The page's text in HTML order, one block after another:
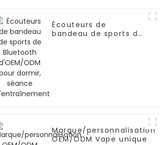
Écouteurs de
bandeau de sports de
Marque/personnalisation
OEM/ODM Vape unique